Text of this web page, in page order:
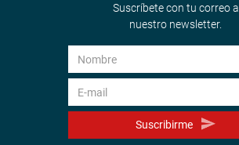
Suscríbete con tu correo a
nuestro newsletter.
Suscribirme